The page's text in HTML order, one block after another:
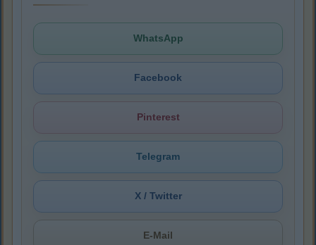
WhatsApp
Facebook
Pinterest
Telegram
X / Twitter
E-Mail